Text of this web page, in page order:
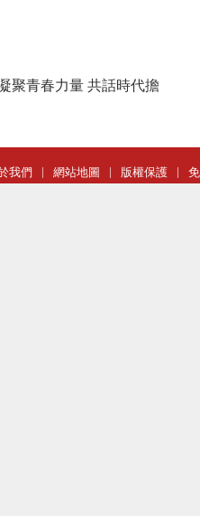
聚青春力量 共話時代擔